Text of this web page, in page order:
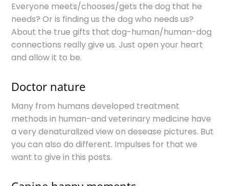
Everyone meets/chooses/gets the dog that he
needs? Or is finding us the dog who needs us?
About the true gifts that dog-human/human-dog
connections really give us. Just open your heart
and allow it to be.
Doctor nature
Many from humans developed treatment
methods in human-and veterinary medicine have
a very denaturalized view on desease pictures. But
you can also do different. Impulses for that we
want to give in this posts.